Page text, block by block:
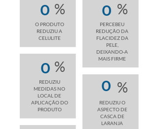
%
O PRODUTO
REDUZIU A
CELULITE
%
REDUZIU
MEDIDAS NO
LOCAL DE
APLICAÇÃO DO
PRODUTO
%
PERCEBEU
REDUÇÃO DA
FLACIDEZ DA
PELE,
DEIXANDO-A
MAIS FIRME
%
REDUZIU O
ASPECTO DE
CASCA DE
LARANJA
0
0
0
0